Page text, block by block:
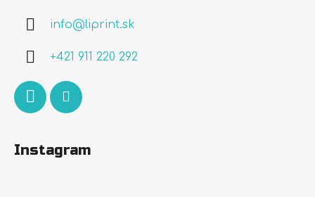
info@liprint.sk
+421 911 220 292
Instagram